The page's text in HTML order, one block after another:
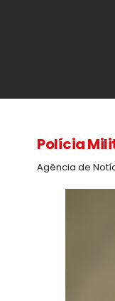
Polícia
Agência de